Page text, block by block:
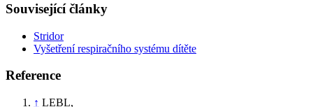
Související články
Stridor
Vyšetření respiračního systému dítěte
Reference
↑ LEBL,